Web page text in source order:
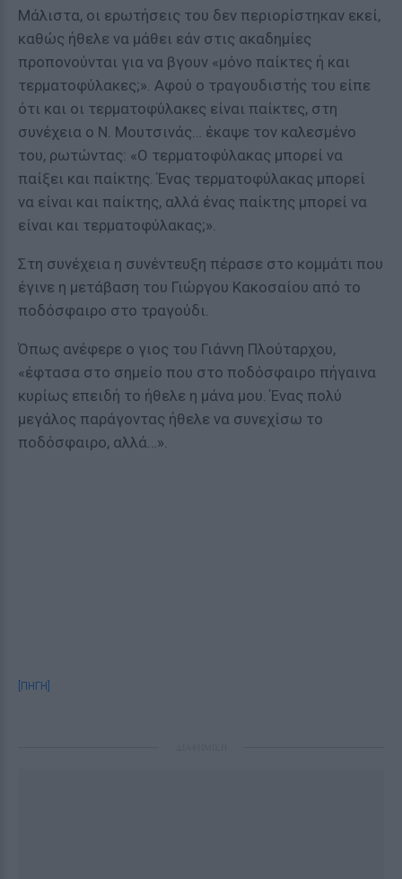
Μάλιστα, οι ερωτήσεις του δεν περιορίστηκαν εκεί,
καθώς ήθελε να μάθει εάν στις ακαδημίες
προπονούνται για να βγουν «μόνο παίκτες ή και
τερματοφύλακες;». Αφού ο τραγουδιστής του είπε
ότι και οι τερματοφύλακες είναι παίκτες, στη
συνέχεια ο Ν. Μουτσινάς… έκαψε τον καλεσμένο
του, ρωτώντας: «Ο τερματοφύλακας μπορεί να
παίξει και παίκτης. Ένας τερματοφύλακας μπορεί
να είναι και παίκτης, αλλά ένας παίκτης μπορεί να
είναι και τερματοφύλακας;».
Στη συνέχεια η συνέντευξη πέρασε στο κομμάτι που
έγινε η μετάβαση του Γιώργου Κακοσαίου από το
ποδόσφαιρο στο τραγούδι.
Όπως ανέφερε ο γιος του Γιάννη Πλούταρχου,
«έφτασα στο σημείο που στο ποδόσφαιρο πήγαινα
κυρίως επειδή το ήθελε η μάνα μου. Ένας πολύ
μεγάλος παράγοντας ήθελε να συνεχίσω το
ποδόσφαιρο, αλλά…».
[ΠΗΓΗ]